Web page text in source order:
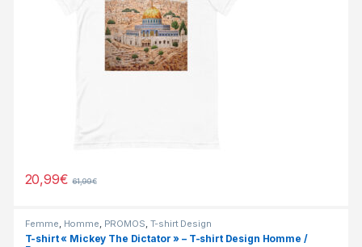
20,99€ 61,99€
Femme, Homme, PROMOS, T-shirt Design
T-shirt « Mickey The Dictator » – T-shirt Design Homme /